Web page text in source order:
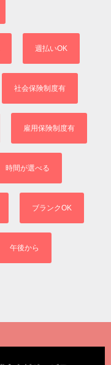
週払いOK
社会保険制度有
雇用保険制度有
時間が選べる
ブランクOK
午後から